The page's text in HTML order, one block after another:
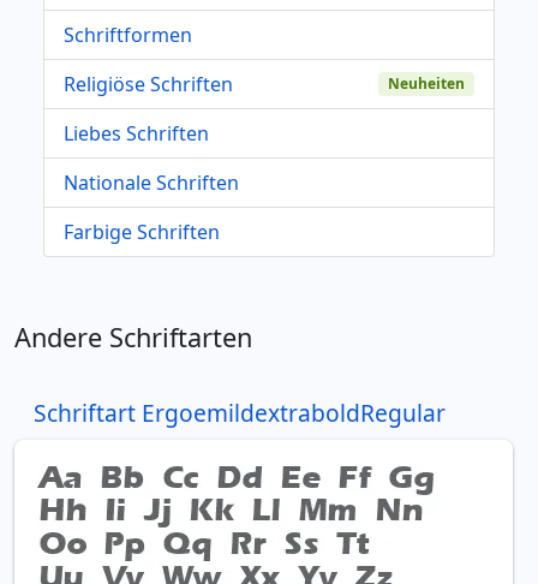
Schriftformen
Religiöse Schriften
Neuheiten
Liebes Schriften
Nationale Schriften
Farbige Schriften
Andere Schriftarten
Schriftart ErgoemildextraboldRegular